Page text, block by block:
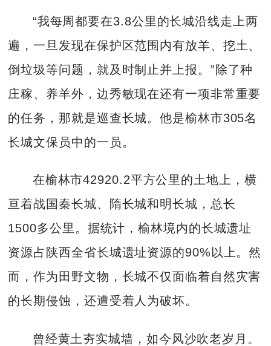
“我每周都要在3.8公里的长城沿线走上两
遍，一旦发现在保护区范围内有放羊、挖土、
倒垃圾等问题，就及时制止并上报。”除了种
庄稼、养羊外，边秀敏现在还有一项非常重要
的任务，那就是巡查长城。他是榆林市305名
长城文保员中的一员。
在榆林市42920.2平方公里的土地上，横
亘着战国秦长城、隋长城和明长城，总长
1500多公里。据统计，榆林境内的长城遗址
资源占陕西全省长城遗址资源的90%以上。然
而，作为田野文物，长城不仅面临着自然灾害
的长期侵蚀，还遭受着人为破坏。
曾经黄土夯实城墙，如今风沙吹老岁月。